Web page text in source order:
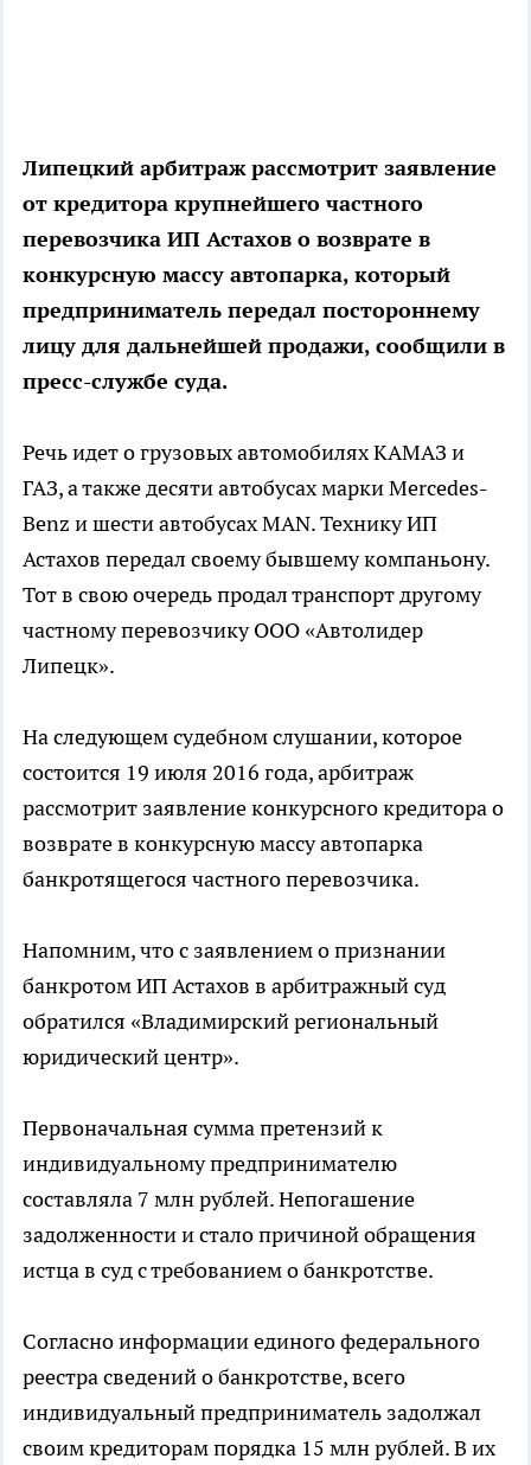
Липецкий арбитраж рассмотрит заявление
от кредитора крупнейшего частного
перевозчика ИП Астахов о возврате в
конкурсную массу автопарка, который
предприниматель передал постороннему
лицу для дальнейшей продажи, сообщили в
пресс-службе суда.
Речь идет о грузовых автомобилях КАМАЗ и
ГАЗ, а также десяти автобусах марки Mercedes-
Benz и шести автобусах MAN. Технику ИП
Астахов передал своему бывшему компаньону.
Тот в свою очередь продал транспорт другому
частному перевозчику ООО «Автолидер
Липецк».
На следующем судебном слушании, которое
состоится 19 июля 2016 года, арбитраж
рассмотрит заявление конкурсного кредитора о
возврате в конкурсную массу автопарка
банкротящегося частного перевозчика.
Напомним, что с заявлением о признании
банкротом ИП Астахов в арбитражный суд
обратился «Владимирский региональный
юридический центр».
Первоначальная сумма претензий к
индивидуальному предпринимателю
составляла 7 млн рублей. Непогашение
задолженности и стало причиной обращения
истца в суд с требованием о банкротстве.
Согласно информации единого федерального
реестра сведений о банкротстве, всего
индивидуальный предприниматель задолжал
своим кредиторам порядка 15 млн рублей. В их